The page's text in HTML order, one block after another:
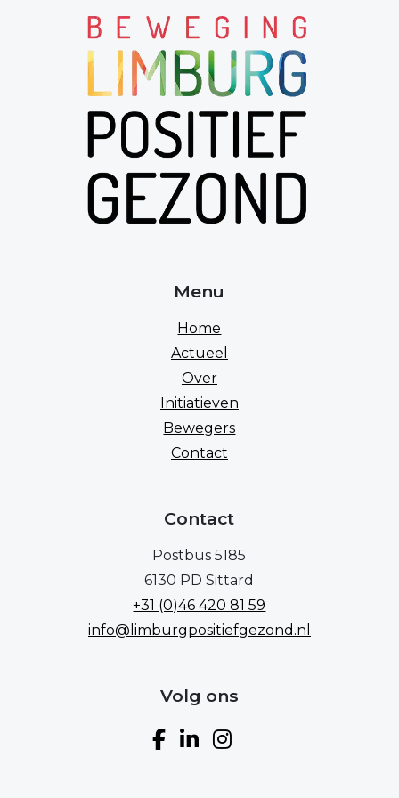
Menu
Home
Actueel
Over
Initiatieven
Bewegers
Contact
Contact
Postbus 5185
6130 PD Sittard
+31 (0)46 420 81 59
info@limburgpositiefgezond.nl
Volg ons